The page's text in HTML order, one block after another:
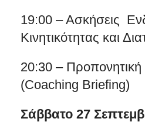
19:00 – Ασκήσεις
Κινητικότητας και
20:30 –
(Coaching Briefing)
Σάββατο 27